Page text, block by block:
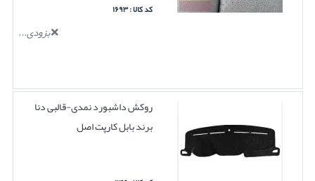
کد کالا : ۱۶۹۳
بزودی...
روکش داشبورد نمدی-قالبی دنا
برند بابل کارپت اصل